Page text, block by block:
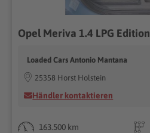
Opel Meriva 1.4 LPG Edition
Loaded Cars Antonio Mantana
25358 Horst Holstein
Händler kontaktieren
163.500 km